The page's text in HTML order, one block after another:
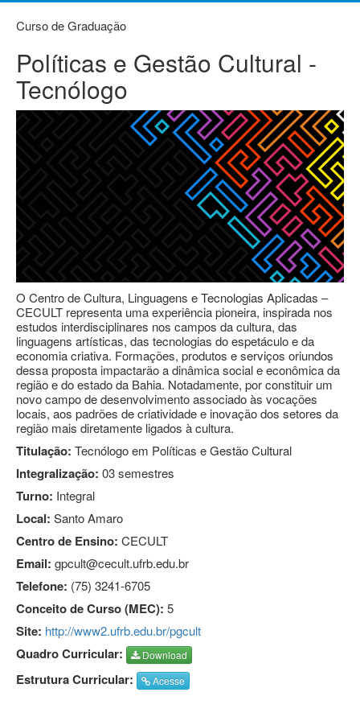
Curso de Graduação
Políticas e Gestão Cultural -
Tecnólogo
O Centro de Cultura, Linguagens e Tecnologias Aplicadas –
CECULT representa uma experiência pioneira, inspirada nos
estudos interdisciplinares nos campos da cultura, das
linguagens artísticas, das tecnologias do espetáculo e da
economia criativa. Formações, produtos e serviços oriundos
dessa proposta impactarão a dinâmica social e econômica da
região e do estado da Bahia. Notadamente, por constituir um
novo campo de desenvolvimento associado às vocações
locais, aos padrões de criatividade e inovação dos setores da
região mais diretamente ligados à cultura.
Titulação: Tecnólogo em Políticas e Gestão Cultural
Integralização: 03 semestres
Turno: Integral
Local: Santo Amaro
Centro de Ensino: CECULT
Email: gpcult@cecult.ufrb.edu.br
Telefone: (75) 3241-6705
Conceito de Curso (MEC): 5
Site: http://www2.ufrb.edu.br/pgcult
Quadro Curricular: Download
Estrutura Curricular: Acesse